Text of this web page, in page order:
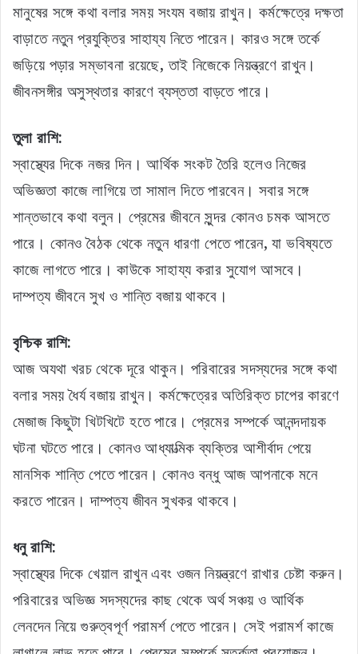
মানুষের সঙ্গে কথা বলার সময় সংযম বজায় রাখুন। কর্মক্ষেত্রে দক্ষতা
বাড়াতে নতুন প্রযুক্তির সাহায্য নিতে পারেন। কারও সঙ্গে তর্কে
জড়িয়ে পড়ার সম্ভাবনা রয়েছে, তাই নিজেকে নিয়ন্ত্রণে রাখুন।
জীবনসঙ্গীর অসুস্থতার কারণে ব্যস্ততা বাড়তে পারে।
তুলা রাশি:
স্বাস্থ্যের দিকে নজর দিন। আর্থিক সংকট তৈরি হলেও নিজের
অভিজ্ঞতা কাজে লাগিয়ে তা সামাল দিতে পারবেন। সবার সঙ্গে
শান্তভাবে কথা বলুন। প্রেমের জীবনে সুন্দর কোনও চমক আসতে
পারে। কোনও বৈঠক থেকে নতুন ধারণা পেতে পারেন, যা ভবিষ্যতে
কাজে লাগতে পারে। কাউকে সাহায্য করার সুযোগ আসবে।
দাম্পত্য জীবনে সুখ ও শান্তি বজায় থাকবে।
বৃশ্চিক রাশি:
আজ অযথা খরচ থেকে দূরে থাকুন। পরিবারের সদস্যদের সঙ্গে কথা
বলার সময় ধৈর্য বজায় রাখুন। কর্মক্ষেত্রের অতিরিক্ত চাপের কারণে
মেজাজ কিছুটা খিটখিটে হতে পারে। প্রেমের সম্পর্কে আনন্দদায়ক
ঘটনা ঘটতে পারে। কোনও আধ্যাত্মিক ব্যক্তির আশীর্বাদ পেয়ে
মানসিক শান্তি পেতে পারেন। কোনও বন্ধু আজ আপনাকে মনে
করতে পারেন। দাম্পত্য জীবন সুখকর থাকবে।
ধনু রাশি:
স্বাস্থ্যের দিকে খেয়াল রাখুন এবং ওজন নিয়ন্ত্রণে রাখার চেষ্টা করুন।
পরিবারের অভিজ্ঞ সদস্যদের কাছ থেকে অর্থ সঞ্চয় ও আর্থিক
লেনদেন নিয়ে গুরুত্বপূর্ণ পরামর্শ পেতে পারেন। সেই পরামর্শ কাজে